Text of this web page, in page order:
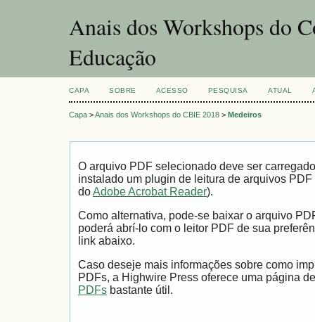
Anais dos Workshops do
Educação
CAPA SOBRE ACESSO PESQUISA ATUAL
Capa >Anais dos Workshops do CBIE 2018 > Medeiros
O arquivo PDF selecionado deve ser
instalado um plugin de leitura de arquivos
doAdobe Acrobat Reader).
Como alternativa, pode-se baixar o arquivo
poderá abrí-lo com o leitor PDF de sua
link abaixo.
Caso deseje mais informações sobre como
PDFs, a Highwire Press oferece uma página
PDFs bastante útil.